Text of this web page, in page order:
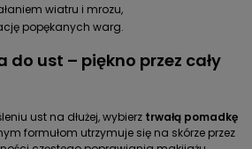
wiatru i mrozu,
popękanych warg.
do ust – piękno przez cały
ust na dłużej, wybierz trwałą pomadkę
formułom utrzymuje się na skórze przez